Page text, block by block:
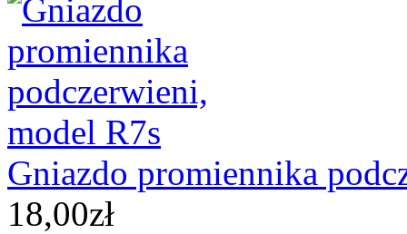
Gniazdo promiennika
18,00zł